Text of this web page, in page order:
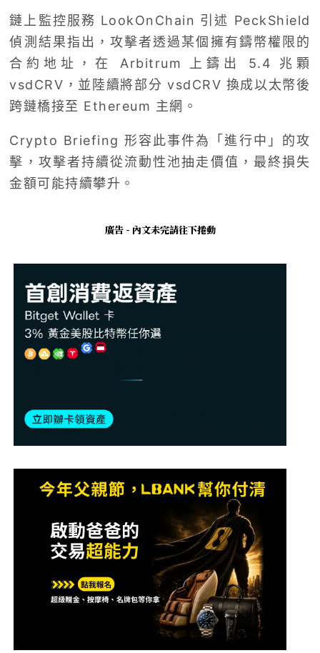
鏈上監控服務 LookOnChain 引述 PeckShield
偵測結果指出，攻擊者透過某個擁有鑄幣權限的
合約地址，在 Arbitrum 上鑄出 5.4 兆顆
vsdCRV，並陸續將部分 vsdCRV 換成以太幣後
跨鏈橋接至 Ethereum 主網。
Crypto Briefing 形容此事件為「進行中」的攻
擊，攻擊者持續從流動性池抽走價值，最終損失
金額可能持續攀升。
廣告 - 內文未完請往下捲動